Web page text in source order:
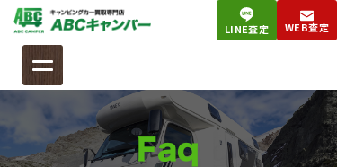
ス
LINE査定 WEB査定
Faq